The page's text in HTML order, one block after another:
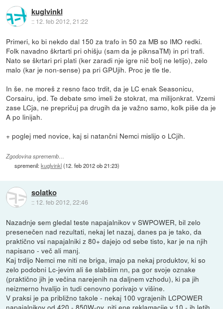
kuglvinkl
:: 12. feb 2012, 21:22
Primeri, ko bi nekdo dal 150 za trafo in 50 za MB so IMO redki.
Folk navadno škrtarti pri ohišju (sam da je piknsaTM) in pri trafi.
Nato se škrtari pri plati (ker zaradi nje igre nič bolj ne letijo), zelo
malo (kar je non-sense) pa pri GPUjih. Proc je tle tle.
In še. ne moreš z resno faco trdit, da je LC enak Seasonicu,
Corsairu, ipd. Te debate smo imeli že stokrat, ma milijonkrat. Vzemi
zase LCja, ne prepričuj pa drugih da je važno samo, kolk piše da je
A po linijah.
+ poglej med novice, kaj si natančni Nemci mislijo o LCjih.
Zgodovina sprememb…
spremenil:kuglvinkl(12. feb 2012 ob 21:23)
solatko
:: 12. feb 2012, 22:46
Nazadnje sem gledal teste napajalnikov v SWPOWER, bil zelo
presenečen nad rezultati, nekaj let nazaj, danes pa je tako, da
praktično vsi napajalniki z 80+ dajejo od sebe tisto, kar je na njih
napisano - več ali manj.
Kaj trdijo Nemci me niti ne briga, imajo pa nekaj produktov, ki so
zelo podobni Lc-jevim ali še slabšim nn, pa gor svoje oznake
(praktično jih je večina narejenih na daljnem vzhodu), ki pa jih
neizmerno hvalijo in tudi cenovno porivajo v višine.
V praksi je pa približno takole - nekaj 100 vgrajenih LCPOWER
napajalnikov od 420 - 850W-ov, niti ene reklamacije v 10 - ih letih,